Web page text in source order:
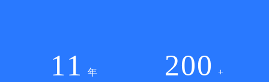
11 年 200 +